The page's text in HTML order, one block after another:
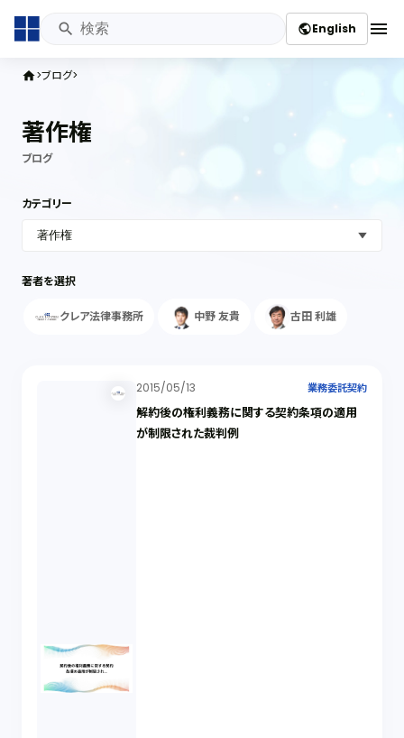
publicEnglish menu
home ブログ
著作権
ブログ
カテゴリー
著者を選択
クレア法律事務所 中野 友貴 古田 利雄
2015/05/13 業務委託契約
解約後の権利義務に関する契約条項の適用
が制限された裁判例